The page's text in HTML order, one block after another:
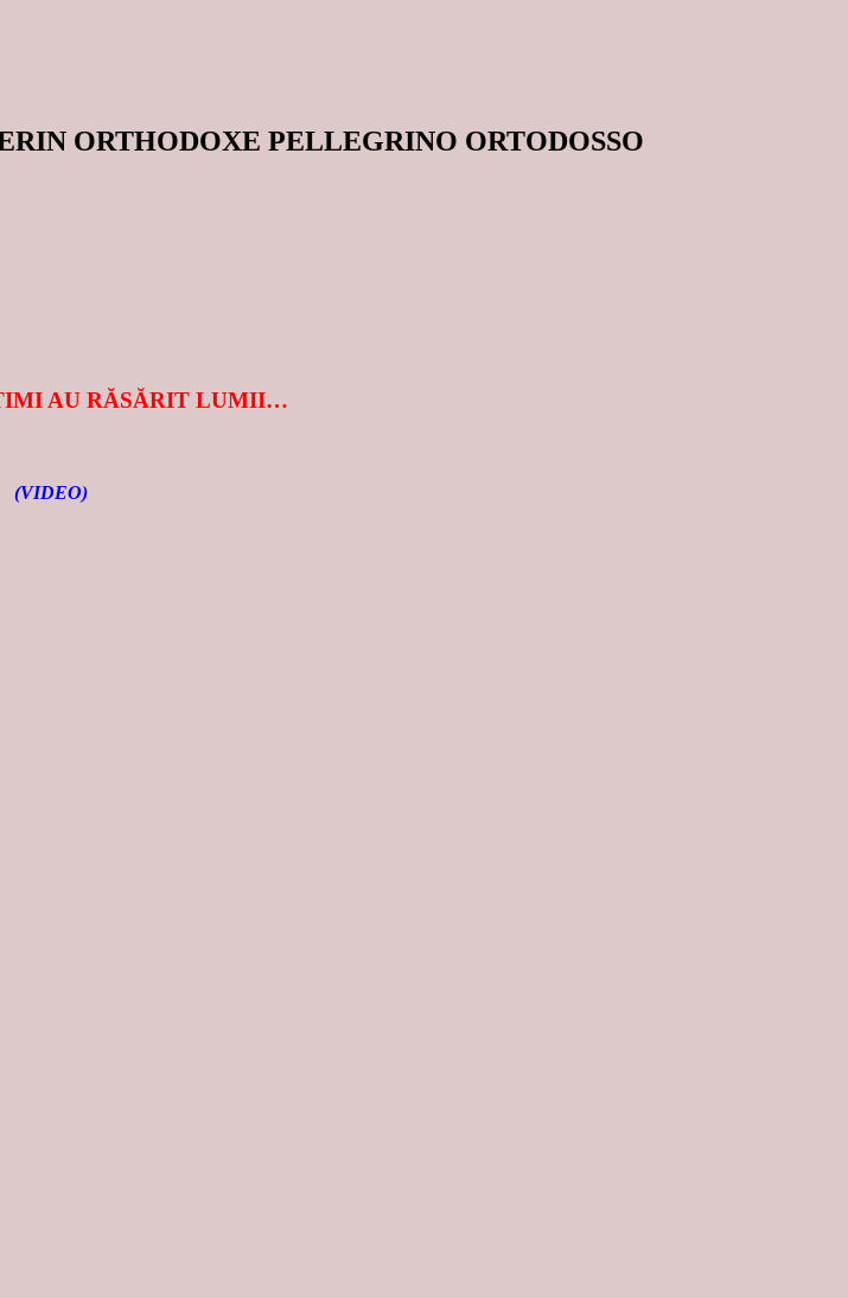
ORTHODOXE PELLEGRINO ORTODOSSO
AU RĂSĂRIT LUMII…
(VIDEO)